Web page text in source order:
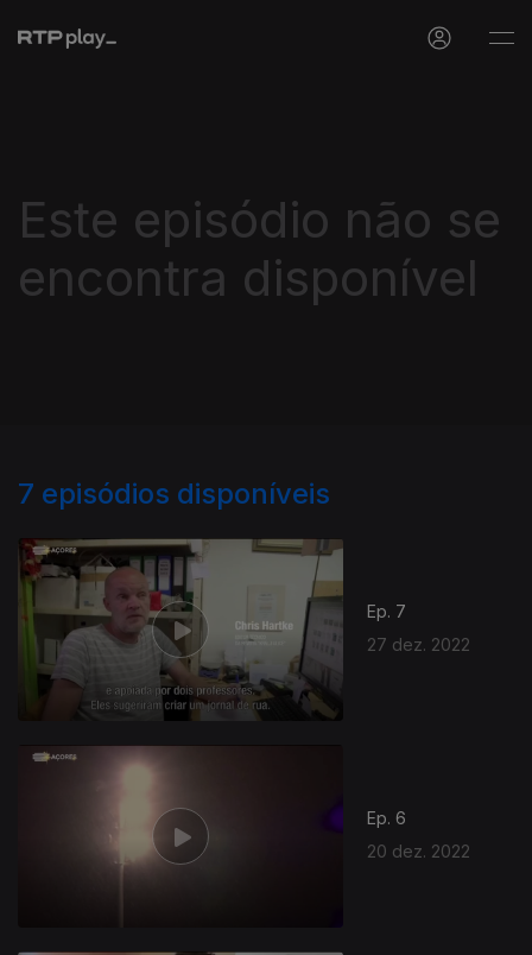
Este episódio não se
encontra disponível
7 episódios disponíveis
Ep. 7
27 dez. 2022
Ep. 6
20 dez. 2022